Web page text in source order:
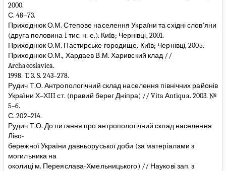
2000.
С. 48–73.
Приходнюк О.М. Степове населення України та східні слов’яни
(друга половина I тис. н. е.). Киïв; Чернівці, 2001.
Приходнюк О.М. Пастирське городище. Киïв; Чернівці, 2005.
Приходнюк О.М., Хардаев В.М. Харивский клад //
Archaeoslavica.
1998. T. 3. S. 243–278.
Рудич Т.О. Антропологічний склад населення північних районів
України Х–ХIII ст. (правий берег Дніпра) // Vita Аntiqua. 2003. №
5–6.
С. 202–214.
Рудич Т.О. До питання про антропологічний склад населення
Ліво-
бережної України давньоруської доби (за матеріалами з
могильника на
околиці м. Переяслава-Хмельницького) // Наукові зап. з